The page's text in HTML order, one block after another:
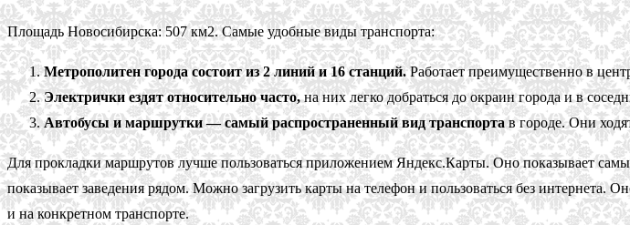
Площадь Новосибирска: 507 км2. Самые удобные виды транспорта:
Метрополитен города состоит из 2 линий и 16 станций.Работает преимущественно в
Электрички ездят относительно часто,на них легко добраться до окраин города и в
Автобусы и маршрутки — самый распространенный вид транспортав городе. Они
Для прокладки маршрутов лучше пользоваться приложением Яндекс.Карты. Оно показывает
показывает заведения рядом. Можно загрузить карты на телефон и пользоваться без
и на конкретном транспорте.